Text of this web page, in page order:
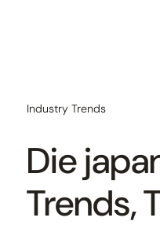
Industry Trends
Die
Trends,